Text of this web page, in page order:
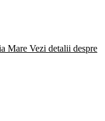
Mare Vezi detalii despre